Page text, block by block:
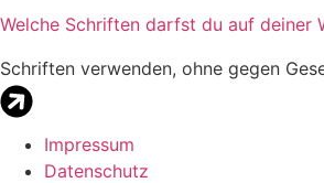
Welche Schriften darfst du auf deiner
Schriften verwenden, ohne gegen
Impressum
Datenschutz